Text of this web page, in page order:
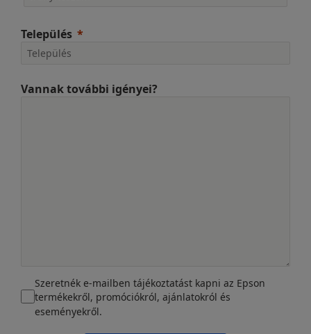
Település
Vannak további igényei?
Szeretnék e-mailben tájékoztatást kapni az Epson
termékekről, promóciókról, ajánlatokról és
eseményekről.